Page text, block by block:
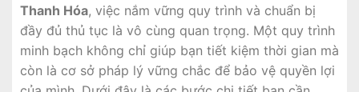
Thanh Hóa, việc nắm vững quy trình và chuẩn bị
đầy đủ thủ tục là vô cùng quan trọng. Một quy trình
minh bạch không chỉ giúp bạn tiết kiệm thời gian mà
còn là cơ sở pháp lý vững chắc để bảo vệ quyền lợi